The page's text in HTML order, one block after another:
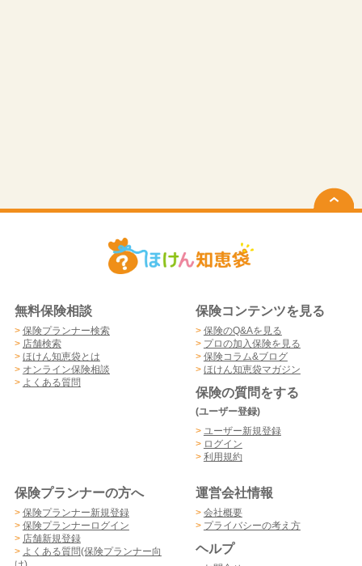
無料保険相談
> 保険プランナー検索
> 店舗検索
> ほけん知恵袋とは
> オンライン保険相談
> よくある質問
保険コンテンツを見る
> 保険のQ&Aを見る
> プロの加入保険を見る
> 保険コラム&ブログ
> ほけん知恵袋マガジン
保険の質問をする
(ユーザー登録)
> ユーザー新規登録
> ログイン
> 利用規約
保険プランナーの方へ
> 保険プランナー新規登録
> 保険プランナーログイン
> 店舗新規登録
> よくある質問(保険プランナー向
運営会社情報
> 会社概要
> プライバシーの考え方
ヘルプ